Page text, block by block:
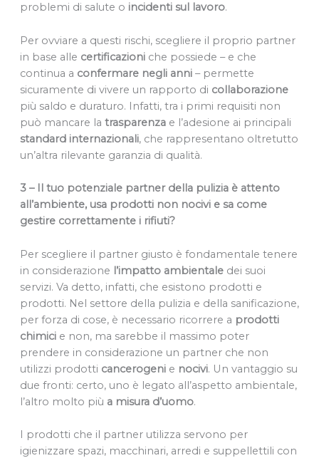
problemi di salute o incidenti sul lavoro.
Per ovviare a questi rischi, scegliere il proprio partner
in base alle certificazioniche possiede – e che
continua a confermare negli anni– permette
sicuramente di vivere un rapporto di collaborazione
più saldo e duraturo. Infatti, tra i primi requisiti non
può mancare la trasparenzae l’adesione ai principali
standard internazionali, che rappresentano oltretutto
un’altra rilevante garanzia di qualità.
3 – Il tuo potenziale partner della pulizia è attento
all’ambiente, usa prodotti non nocivi e sa come
gestire correttamente i rifiuti?
Per scegliere il partner giusto è fondamentale tenere
in considerazione l’impatto ambientaledei suoi
servizi. Va detto, infatti, che esistono prodotti e
prodotti. Nel settore della pulizia e della sanificazione,
per forza di cose, è necessario ricorrere a prodotti
chimicie non, ma sarebbe il massimo poter
prendere in considerazione un partner che non
utilizzi prodotti cancerogenie nocivi. Un vantaggio su
due fronti: certo, uno è legato all’aspetto ambientale,
l’altro molto più a misura d’uomo.
I prodotti che il partner utilizza servono per
igienizzare spazi, macchinari, arredi e suppellettili con